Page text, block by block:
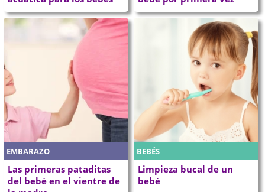
EMBARAZO
Las primeras pataditas
del bebé en el vientre de
BEBÉS
Limpieza bucal de un
bebé